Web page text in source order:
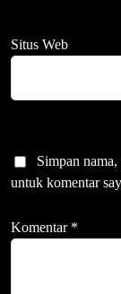
Situs Web
Simpan
untuk komentar
Komentar *